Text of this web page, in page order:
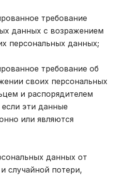
требование
данных с возражением
персональных данных;
требование об
своих персональных
и распорядителем
эти данные
или являются
данных от
случайной потери,